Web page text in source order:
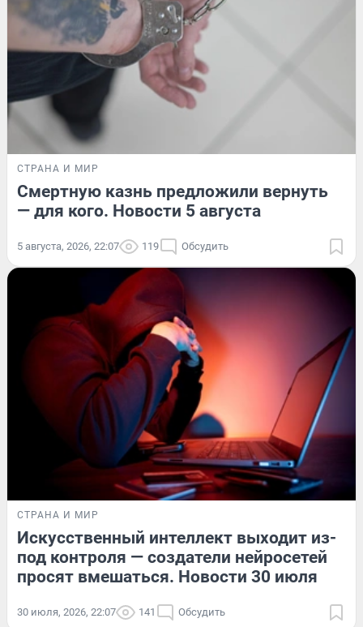
СТРАНА И МИР
Смертную казнь предложили вернуть
— для кого. Новости 5 августа
5 августа, 2026, 22:07 119 Обсудить
СТРАНА И МИР
Искусственный интеллект выходит из-
под контроля — создатели нейросетей
просят вмешаться. Новости 30 июля
30 июля, 2026, 22:07 141 Обсудить